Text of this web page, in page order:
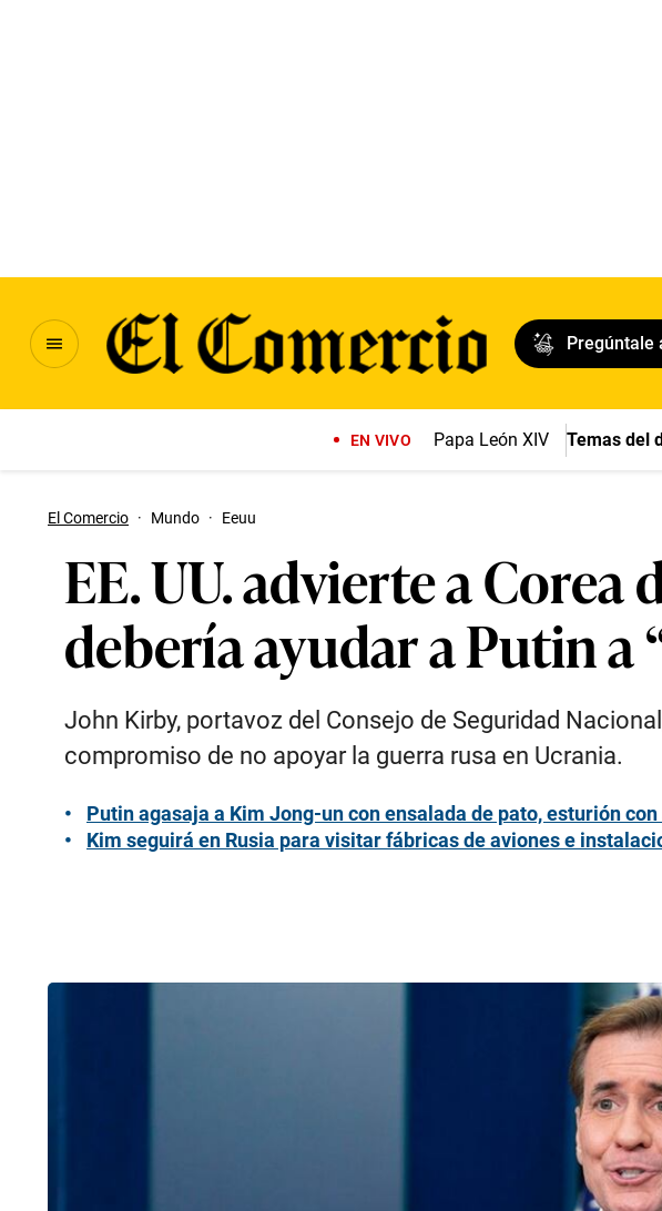
Pregúntale
EN VIVO Papa León XIV Temas del
El Comercio · Mundo · Eeuu
EE. UU. advierte a
debería ayudar a Putin
John Kirby, portavoz del Consejo de Seguridad
compromiso de no apoyar la guerra rusa en Ucrania.
Putin agasaja a Kim Jong-un con ensalada de pato, esturión
Kim seguirá en Rusia para visitar fábricas de aviones e